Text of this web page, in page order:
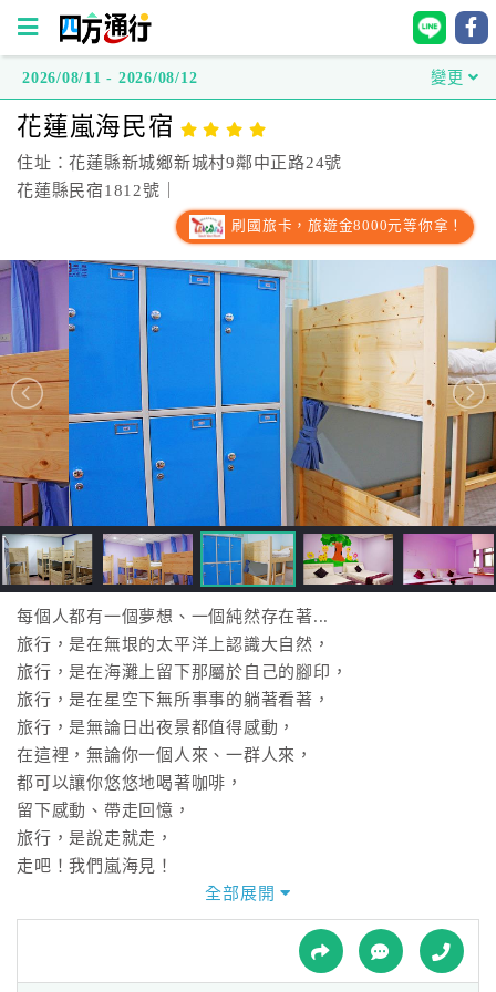
方
通
行
台
灣
訂
房
直
接
跟
飯
店
訂
房
HOT
特
色
民
宿
球
2026/08/11 - 2026/08/12 變更
花蓮嵐海民宿
住址：花蓮縣新城鄉新城村9鄰中正路24號
花蓮縣民宿1812號｜
刷國旅卡，旅遊金8000元等你拿！
每個人都有一個夢想、一個純然存在著...
旅行，是在無垠的太平洋上認識大自然，
旅行，是在海灘上留下那屬於自己的腳印，
旅行，是在星空下無所事事的躺著看著，
旅行，是無論日出夜景都值得感動，
在這裡，無論你一個人來、一群人來，
都可以讓你悠悠地喝著咖啡，
留下感動、帶走回憶，
旅行，是說走就走，
走吧！我們嵐海見！
全部展開